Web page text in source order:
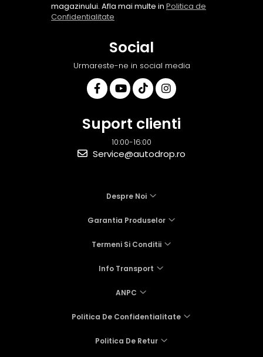
magazinului. Afla mai multe in Politica de
Confidentialitate
Social
Urmareste-ne in social media
Suport clienti
10:00-16:00
Service@autodrop.ro
Despre Noi
Garantia Produselor
Termeni Si Conditii
Info Transport
ANPC
Politica De Confidentialitate
Politica De Retur